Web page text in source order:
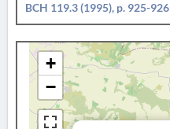
BCH 119.3 (1995), p. 925-926
+
−